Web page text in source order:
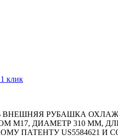
клик
РУБАШКА
M17, ДИАМЕТР 310 ММ,
ПАТЕНТУ US5584621